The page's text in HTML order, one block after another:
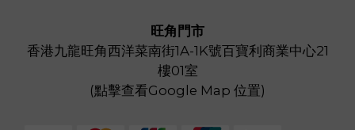
旺角門市
香港九龍旺角西洋菜南街1A-1K號百寶利商業中心21
樓01室
(點擊查看Google Map 位置)